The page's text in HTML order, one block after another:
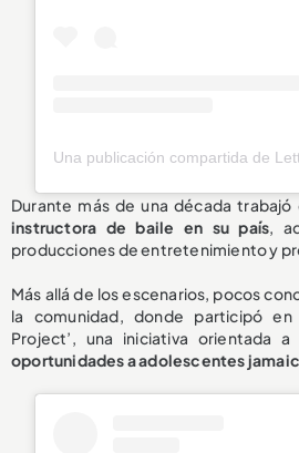
Durante más de una década trabajó
instructora de baile en su país,
producciones de entretenimiento y
Más allá de los escenarios, pocos
la comunidad, donde participó en
Project’, una iniciativa orientada a
oportunidades a adolescentes